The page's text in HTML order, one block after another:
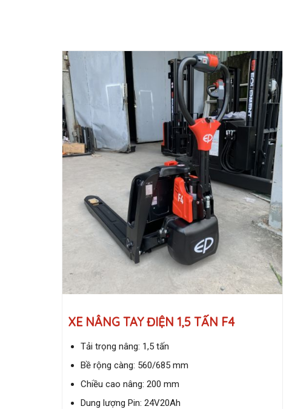
XE NÂNG TAY ĐIỆN 1,5 TẤN F4
Tải trọng nâng: 1,5 tấn
Bề rộng càng: 560/685 mm
Chiều cao nâng: 200 mm
Dung lượng Pin: 24V20Ah